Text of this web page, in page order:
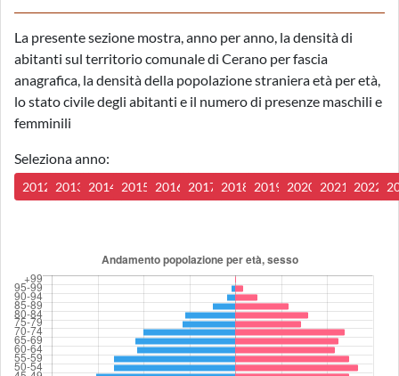
La presente sezione mostra, anno per anno, la densità di
abitanti sul territorio comunale di Cerano per fascia
anagrafica, la densità della popolazione straniera età per età,
lo stato civile degli abitanti e il numero di presenze maschili e
femminili
Seleziona anno:
2012 2013 2014 2015 2016 2017 2018 2019 2020 2021 2022